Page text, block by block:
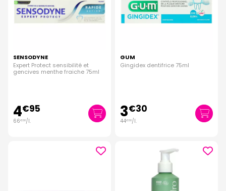
SENSODYNE
Expert Protect sensibilité et
gencives menthe fraiche 75ml
4€95
66€00/l.
GUM
Gingidex dentifrice 75ml
3€30
44€00/l.